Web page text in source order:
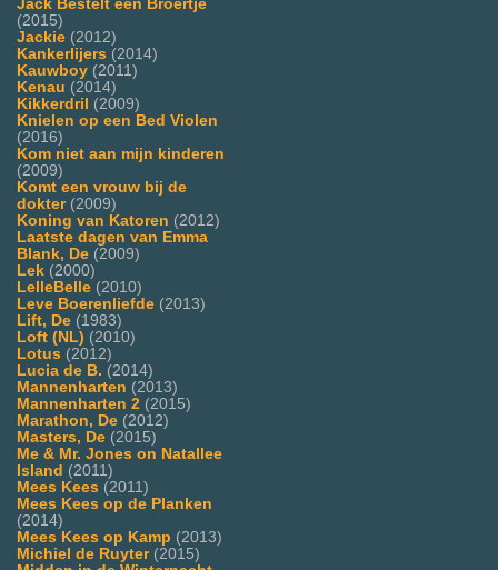
Jack Bestelt een Broertje
(2015)
Jackie (2012)
Kankerlijers (2014)
Kauwboy (2011)
Kenau (2014)
Kikkerdril (2009)
Knielen op een Bed Violen
(2016)
Kom niet aan mijn kinderen
(2009)
Komt een vrouw bij de
dokter(2009)
Koning van Katoren (2012)
Laatste dagen van Emma
Blank, De (2009)
Lek (2000)
LelleBelle (2010)
Leve Boerenliefde (2013)
Lift, De (1983)
Loft (NL) (2010)
Lotus (2012)
Lucia de B. (2014)
Mannenharten (2013)
Mannenharten 2 (2015)
Marathon, De (2012)
Masters, De (2015)
Me & Mr. Jones on Natallee
Island (2011)
Mees Kees (2011)
Mees Kees op de Planken
(2014)
Mees Kees op Kamp (2013)
Michiel de Ruyter(2015)